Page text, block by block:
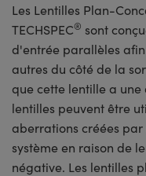
Les Lentilles Plan-
TECHSPEC® sont
d'entrée parallèles
autres du côté de la
que cette lentille a
lentilles peuvent être
aberrations créées
système en raison de
négative. Les lentilles